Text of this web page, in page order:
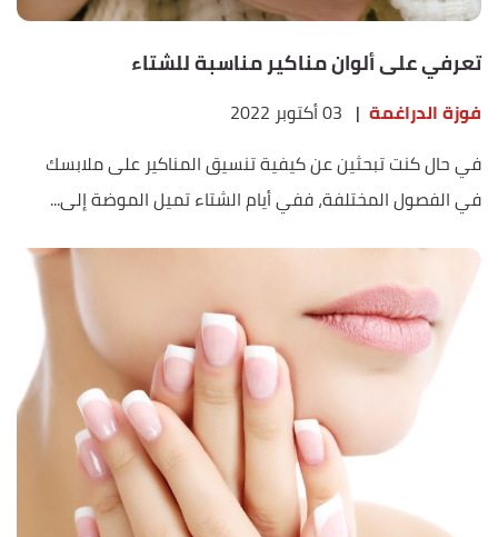
تعرفي على ألوان مناكير مناسبة للشتاء
فوزة الدراغمة | 03 أكتوبر 2022
في حال كنت تبحثين عن كيفية تنسيق المناكير على ملابسك
في الفصول المختلفة، ففي أيام الشتاء تميل الموضة إلى...